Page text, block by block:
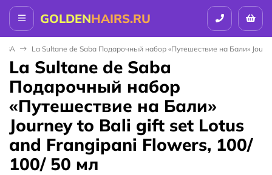
GOLDENHAIRS.RU
La Sultane de Saba Подарочный набор «Путешествие на Бали»
La Sultane de Saba
Подарочный набор
«Путешествие на Бали»
Journey to Bali gift set Lotus
and Frangipani Flowers, 100/
100/ 50 мл